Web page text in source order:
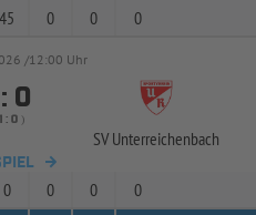
45 0 0 0
/12:00 Uhr
: 
:  )
SV Unterreichenbach
0 0 0
0